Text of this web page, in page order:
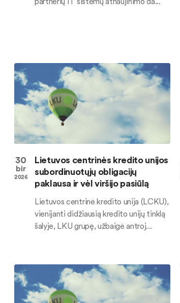
30
bir
2026
Lietuvos centrinės kredito unijos
subordinuotųjų obligacijų
paklausa ir vėl viršijo pasiūlą
Lietuvos centrinė kredito unija (LCKU),
vienijanti didžiausią kredito unijų tinklą
šalyje, LKU grupę, užbaigė antroj...